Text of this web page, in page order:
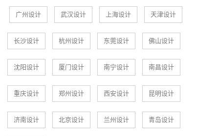
广州设计 武汉设计 上海设计 天津设计
长沙设计 杭州设计 东莞设计 佛山设计
沈阳设计 厦门设计 南宁设计 南昌设计
重庆设计 郑州设计 西安设计 昆明设计
济南设计 北京设计 兰州设计 青岛设计